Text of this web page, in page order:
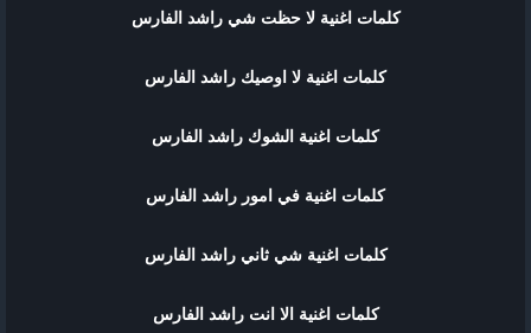
كلمات اغنية لا حظت شي راشد الفارس
كلمات اغنية لا اوصيك راشد الفارس
كلمات اغنية الشوك راشد الفارس
كلمات اغنية في امور راشد الفارس
كلمات اغنية شي ثاني راشد الفارس
كلمات اغنية الا انت راشد الفارس